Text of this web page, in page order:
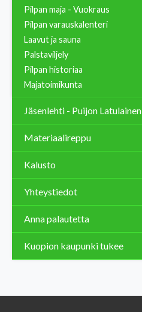
Pilpan maja - Vuokraus
Pilpan varauskalenteri
Laavut ja sauna
Palstaviljely
Pilpan historiaa
Majatoimikunta
Jäsenlehti - Puijon Latulainen
Materiaalireppu
Kalusto
Yhteystiedot
Anna palautetta
Kuopion kaupunki tukee